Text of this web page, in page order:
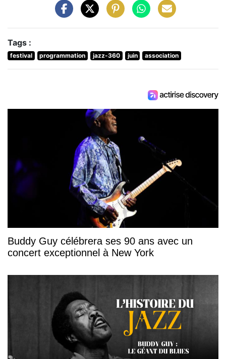
Tags :
festival programmation jazz-360 juin association
Buddy Guy célébrera ses 90 ans avec un
concert exceptionnel à New York